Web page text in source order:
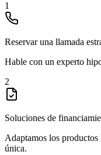
1
Reservar una llamada
Hable con un experto
2
Soluciones de
Adaptamos los productos
única.